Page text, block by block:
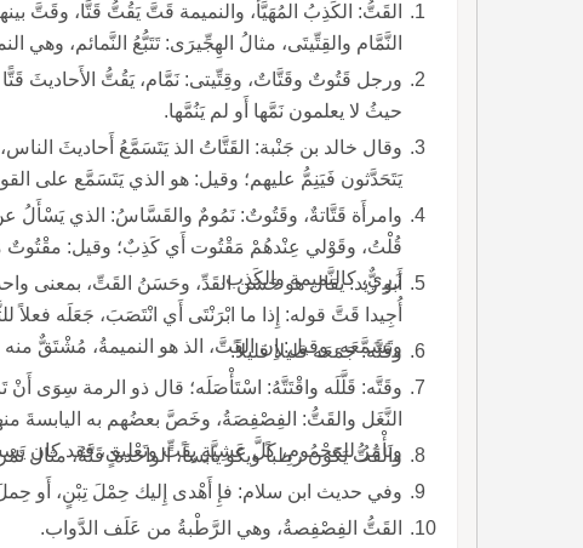
القَتُّ: الكَذِبُ المُهَيَّأُ،
النَّمَّام والقِتِّيتَى، مثالُ الهِجِّيرَى: تَتَبُّعُ النَّمائم، وهي
ورجل قَتُوتٌ وقَتَّاتٌ، وقِتِّيتى: نَمَّام، يَقُتُّ
حيثُ لا يعلمون نَمَّها أَو لم يَنُمَّها.
وقال خالد بن جَنْبة: القَتَّاتُ الذ
يَتَحَدَّثون فَيَنِمُّ عليهم؛ وقيل: هو الذي يَتَسَمَّع على
وامرأَة قَتَّاتةٌ، وقَتُوتٌ: نَمُومٌ والقَسَّاسُ: الذي يَسْأَلُ
زَرِيٌّ، كالنَّميمة والكَذِب.
أَبو زيد: يقال هو حَسَن القَدِّ، وحَسَنُ القَتِّ، بمعنى
أُجِيدا قَتَّ قوله: إِذا ما ابْرَنْتَى أَي انْتَصَبَ، جَعَلَه
وتَسَمَّعَه، وقيل: إِن القَتَّ، الذ هو النميمةُ، مُشْتَقٌّ
وقَتَّه: جَمَعَه قليلا قليلاً.
وقَتَّه: قَلَّلَه واقْتَتَّهُ: اسْتَأْصَلَه؛ قال ذو الرمة سِوَى أَنْ
النَّغَل والقَتُّ: الفِصْفِصَةُ، وخَصَّ بعضُهم به اليابسةَ
ونَأْمُرُ للمَحْمُومِ، كلَّ عَشِيَّةٍ بِقَتٍّ وتَعْليقٍ، فقد كان يَسسْنَق وفي
والقَتُّ يَكون رطباً ويكو يابساً، الواحدة: قَتَّةٌ، مثال
وفي حديث ابن سلام: فإِ أَهْدى إِليك حِمْلَ تِبْنٍ، أَو
القَتُّ الفِصْفِصةُ، وهي الرَّطْبةُ من عَلَف الدَّواب.